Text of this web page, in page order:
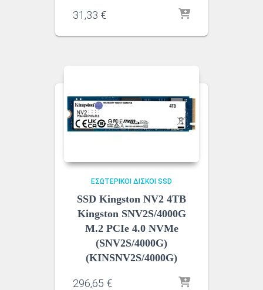
31,33 €
ΕΣΩΤΕΡΙΚΟΊ ΔΊΣΚΟΙ SSD
SSD Kingston NV2 4TB
Kingston SNV2S/4000G
M.2 PCIe 4.0 NVMe
(SNV2S/4000G)
(KINSNV2S/4000G)
296,65 €